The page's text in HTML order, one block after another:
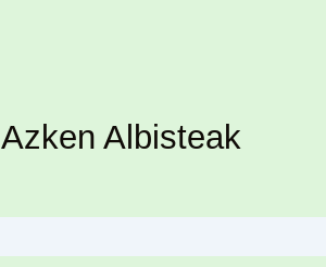
Azken Albisteak